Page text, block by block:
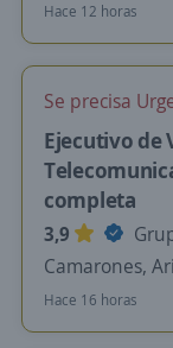
Hace 12 horas
Se precisa
Ejecutivo de
completa
3,9
Camarones,
Hace 16 horas